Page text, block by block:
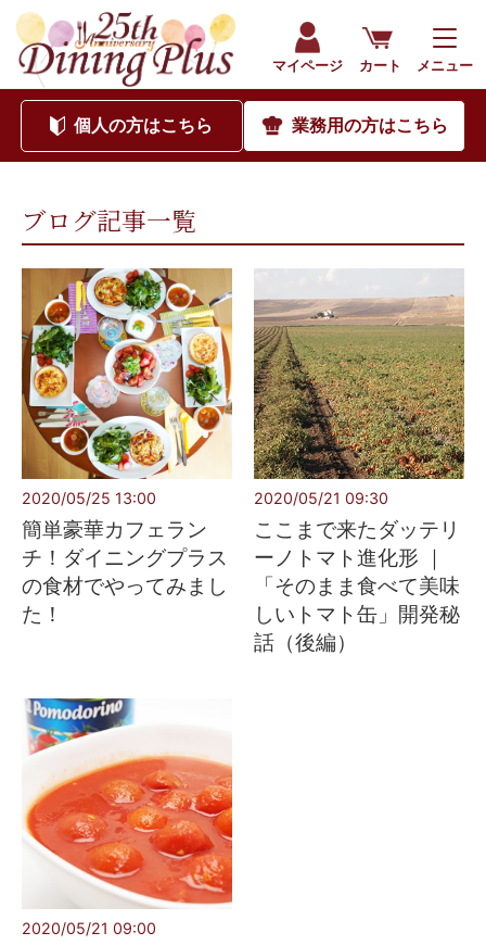
マイページ カート メニュー
個人の方はこちら 業務用の方はこちら
ブログ記事一覧
2020/05/25 13:00
簡単豪華カフェラン
チ！ダイニングプラス
の食材でやってみまし
た！
2020/05/21 09:30
ここまで来たダッテリ
ーノトマト進化形 ｜
「そのまま食べて美味
しいトマト缶」開発秘
話（後編）
2020/05/21 09:00